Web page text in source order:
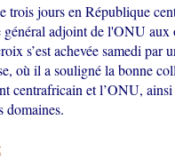
trois jours en République
adjoint de l'ONU aux
s’est achevée samedi par
où il a souligné la bonne
centrafricain et l’ONU, ainsi
domaines.